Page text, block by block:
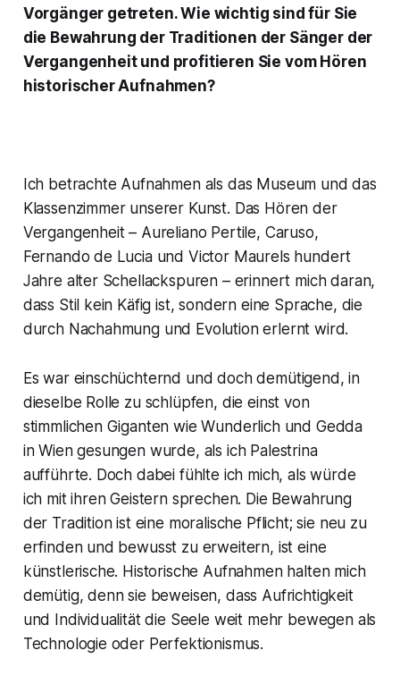
Vorgänger getreten. Wie wichtig sind für Sie
die Bewahrung der Traditionen der Sänger der
Vergangenheit und profitieren Sie vom Hören
historischer Aufnahmen?
Ich betrachte Aufnahmen als das Museum und das
Klassenzimmer unserer Kunst. Das Hören der
Vergangenheit – Aureliano Pertile, Caruso,
Fernando de Lucia und Victor Maurels hundert
Jahre alter Schellackspuren – erinnert mich daran,
dass Stil kein Käfig ist, sondern eine Sprache, die
durch Nachahmung und Evolution erlernt wird.
Es war einschüchternd und doch demütigend, in
dieselbe Rolle zu schlüpfen, die einst von
stimmlichen Giganten wie Wunderlich und Gedda
in Wien gesungen wurde, als ich Palestrina
aufführte. Doch dabei fühlte ich mich, als würde
ich mit ihren Geistern sprechen. Die Bewahrung
der Tradition ist eine moralische Pflicht; sie neu zu
erfinden und bewusst zu erweitern, ist eine
künstlerische. Historische Aufnahmen halten mich
demütig, denn sie beweisen, dass Aufrichtigkeit
und Individualität die Seele weit mehr bewegen als
Technologie oder Perfektionismus.